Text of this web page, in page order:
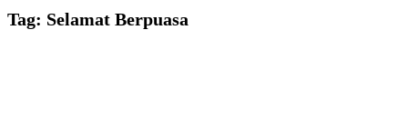
Tag: Selamat Berpuasa